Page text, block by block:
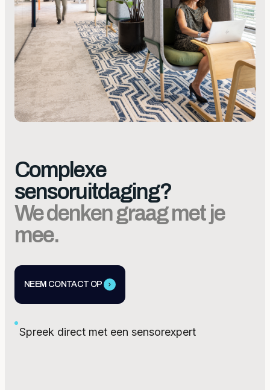
Complexe
sensoruitdaging?
We denken graag met je
mee.
NEEM CONTACT OP
Spreek direct met een sensorexpert